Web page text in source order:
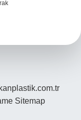
Sitemap